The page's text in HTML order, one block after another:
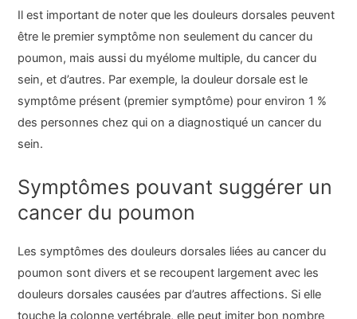
Il est important de noter que les douleurs dorsales peuvent
être le premier symptôme non seulement du cancer du
poumon, mais aussi du myélome multiple, du cancer du
sein, et d’autres. Par exemple, la douleur dorsale est le
symptôme présent (premier symptôme) pour environ 1 %
des personnes chez qui on a diagnostiqué un cancer du
sein.
Symptômes pouvant suggérer un
cancer du poumon
Les symptômes des douleurs dorsales liées au cancer du
poumon sont divers et se recoupent largement avec les
douleurs dorsales causées par d’autres affections. Si elle
touche la colonne vertébrale, elle peut imiter bon nombre